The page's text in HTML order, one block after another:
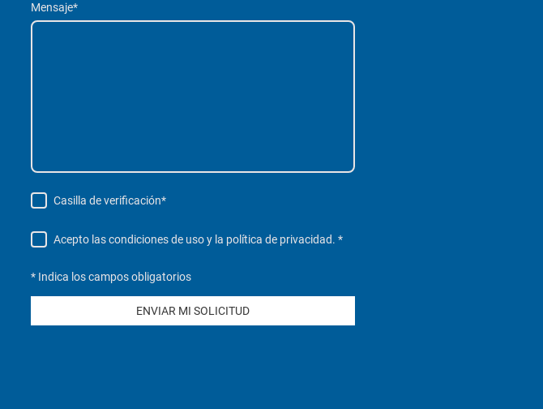
Mensaje*
Casilla de verificación*
Acepto las condiciones de uso y la política de privacidad. *
* Indica los campos obligatorios
ENVIAR MI SOLICITUD